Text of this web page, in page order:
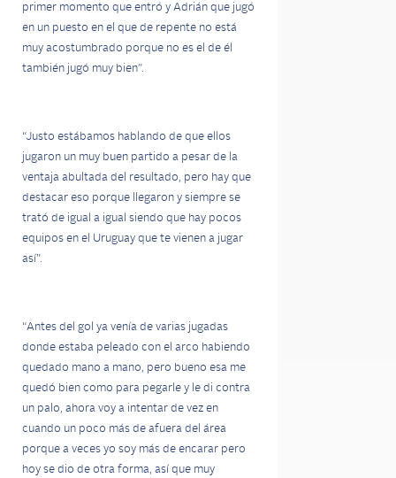
primer momento que entró y Adrián que jugó
en un puesto en el que de repente no está
muy acostumbrado porque no es el de él
también jugó muy bien”.
“Justo estábamos hablando de que ellos
jugaron un muy buen partido a pesar de la
ventaja abultada del resultado, pero hay que
destacar eso porque llegaron y siempre se
trató de igual a igual siendo que hay pocos
equipos en el Uruguay que te vienen a jugar
así”.
“Antes del gol ya venía de varias jugadas
donde estaba peleado con el arco habiendo
quedado mano a mano, pero bueno esa me
quedó bien como para pegarle y le di contra
un palo, ahora voy a intentar de vez en
cuando un poco más de afuera del área
porque a veces yo soy más de encarar pero
hoy se dio de otra forma, así que muy